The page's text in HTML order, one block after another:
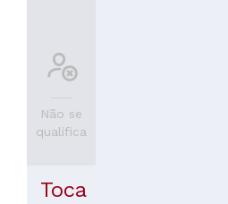
Não se
qualifica
Toca